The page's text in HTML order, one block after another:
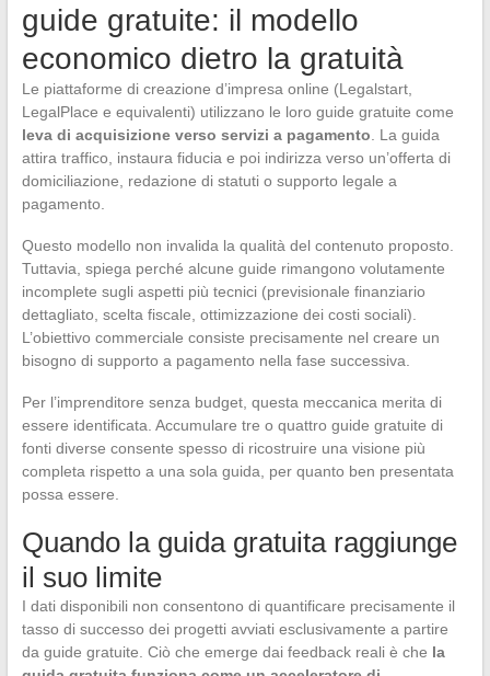
guide gratuite: il modello
economico dietro la gratuità
Le piattaforme di creazione d’impresa online (Legalstart,
LegalPlace e equivalenti) utilizzano le loro guide gratuite come
leva di acquisizione verso servizi a pagamento . La guida
attira traffico, instaura fiducia e poi indirizza verso un’offerta di
domiciliazione, redazione di statuti o supporto legale a
pagamento.
Questo modello non invalida la qualità del contenuto proposto.
Tuttavia, spiega perché alcune guide rimangono volutamente
incomplete sugli aspetti più tecnici (previsionale finanziario
dettagliato, scelta fiscale, ottimizzazione dei costi sociali).
L’obiettivo commerciale consiste precisamente nel creare un
bisogno di supporto a pagamento nella fase successiva.
Per l’imprenditore senza budget, questa meccanica merita di
essere identificata. Accumulare tre o quattro guide gratuite di
fonti diverse consente spesso di ricostruire una visione più
completa rispetto a una sola guida, per quanto ben presentata
possa essere.
Quando la guida gratuita raggiunge
il suo limite
I dati disponibili non consentono di quantificare precisamente il
tasso di successo dei progetti avviati esclusivamente a partire
da guide gratuite. Ciò che emerge dai feedback reali è che la